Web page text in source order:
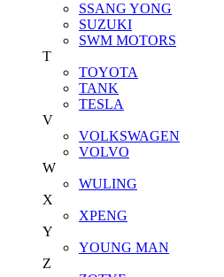
SSANG YONG
SUZUKI
SWM MOTORS
T
TOYOTA
TANK
TESLA
V
VOLKSWAGEN
VOLVO
W
WULING
X
XPENG
Y
YOUNG MAN
Z